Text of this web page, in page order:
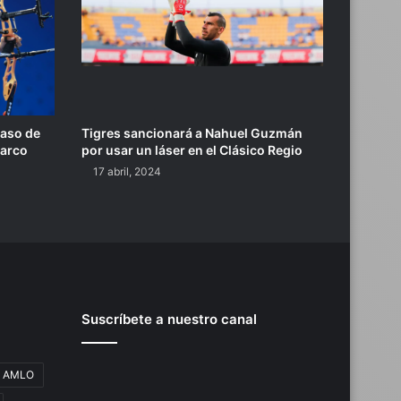
de
Tigres sancionará a Nahuel Guzmán
por usar un láser en el Clásico Regio
17 abril, 2024
AMLO
Suscríbete a nuestro canal